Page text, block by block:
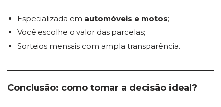
Especializada em automóveis e motos;
Você escolhe o valor das parcelas;
Sorteios mensais com ampla transparência.
Conclusão: como tomar a decisão ideal?